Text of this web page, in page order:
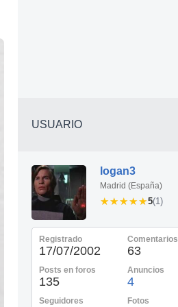
USUARIO
logan3
Madrid (España)
★★★★★
★★★★★5(1)
Registrado
17/07/2002
Comentarios
63
Posts en foros
135
Anuncios
4
Seguidores Fotos